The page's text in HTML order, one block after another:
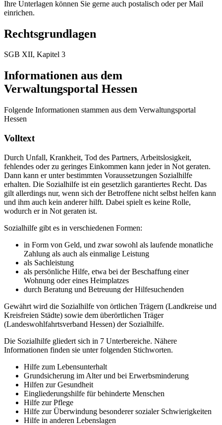
Ihre Unterlagen können Sie gerne auch postalisch oder per Mail
einrichen.
Rechtsgrundlagen
SGB XII, Kapitel 3
Informationen aus dem
Verwaltungsportal Hessen
Folgende Informationen stammen aus dem Verwaltungsportal
Hessen
Volltext
Durch Unfall, Krankheit, Tod des Partners, Arbeitslosigkeit,
fehlendes oder zu geringes Einkommen kann jeder in Not geraten.
Dann kann er unter bestimmten Voraussetzungen Sozialhilfe
erhalten. Die Sozialhilfe ist ein gesetzlich garantiertes Recht. Das
gilt allerdings nur, wenn sich der Betroffene nicht selbst helfen kann
und ihm auch kein anderer hilft. Dabei spielt es keine Rolle,
wodurch er in Not geraten ist.
Sozialhilfe gibt es in verschiedenen Formen:
in Form von Geld, und zwar sowohl als laufende monatliche
Zahlung als auch als einmalige Leistung
als Sachleistung
als persönliche Hilfe, etwa bei der Beschaffung einer
Wohnung oder eines Heimplatzes
durch Beratung und Betreuung der Hilfesuchenden
Gewährt wird die Sozialhilfe von örtlichen Trägern (Landkreise und
Kreisfreien Städte) sowie dem überörtlichen Träger
(Landeswohlfahrtsverband Hessen) der Sozialhilfe.
Die Sozialhilfe gliedert sich in 7 Unterbereiche. Nähere
Informationen finden sie unter folgenden Stichworten.
Hilfe zum Lebensunterhalt
Grundsicherung im Alter und bei Erwerbsminderung
Hilfen zur Gesundheit
Eingliederungshilfe für behinderte Menschen
Hilfe zur Pflege
Hilfe zur Überwindung besonderer sozialer Schwierigkeiten
Hilfe in anderen Lebenslagen